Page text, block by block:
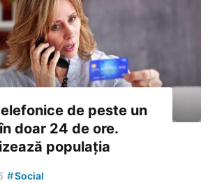
de peste un
doar 24 de ore.
populația
#Social